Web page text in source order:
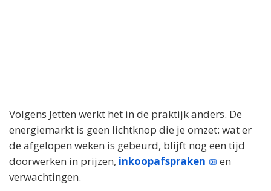
Volgens Jetten werkt het in de praktijk anders. De
energiemarkt is geen lichtknop die je omzet: wat er
de afgelopen weken is gebeurd, blijft nog een tijd
doorwerken in prijzen, inkoopafspraken
en
verwachtingen.